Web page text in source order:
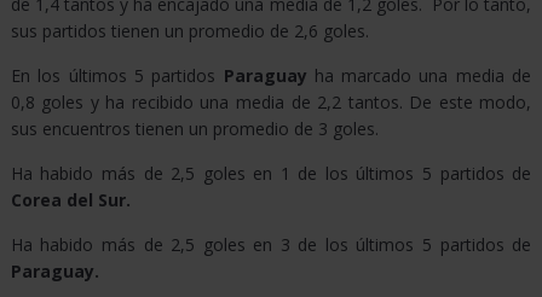
sus partidos tienen un promedio de 2,6 goles.
En los últimos 5 partidos Paraguay ha marcado una media de
0,8 goles y ha recibido una media de 2,2 tantos. De este modo,
sus encuentros tienen un promedio de 3 goles.
Ha habido más de 2,5 goles en 1 de los últimos 5 partidos de
Corea del Sur.
Ha habido más de 2,5 goles en 3 de los últimos 5 partidos de
Paraguay.